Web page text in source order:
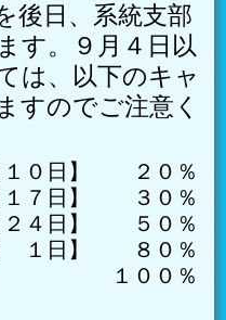
後日、系統支部
す。９月４日以
は、以下のキャ
すのでご注意く
０日】 ２０％
１７日】 ３０％
２４日】 ５０％
１日】 ８０％
】 １００％